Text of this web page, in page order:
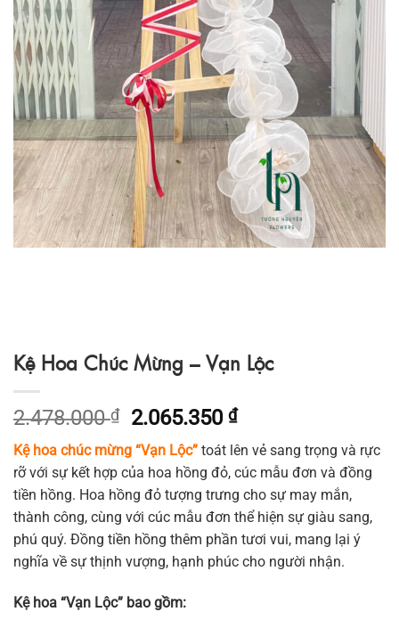
Kệ Hoa Chúc Mừng – Vạn Lộc
2.478.000₫
Giá
gốc
là:
2.478.000 ₫.
2.065.350₫Giá
hiện
tại
là:
2.065.350 ₫.
Kệ hoa chúc mừng “Vạn Lộc” toát lên vẻ sang trọng và rực
rỡ với sự kết hợp của hoa hồng đỏ, cúc mẫu đơn và đồng
tiền hồng. Hoa hồng đỏ tượng trưng cho sự may mắn,
thành công, cùng với cúc mẫu đơn thể hiện sự giàu sang,
phú quý. Đồng tiền hồng thêm phần tươi vui, mang lại ý
nghĩa về sự thịnh vượng, hạnh phúc cho người nhận.
Kệ hoa “Vạn Lộc” bao gồm: